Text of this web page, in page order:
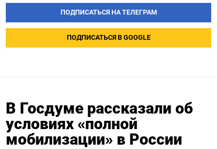
ПОДПИСАТЬСЯ НА ТЕЛЕГРАМ
ПОДПИСАТЬСЯ В GOOGLE
В Госдуме рассказали об
условиях «полной
мобилизации» в России